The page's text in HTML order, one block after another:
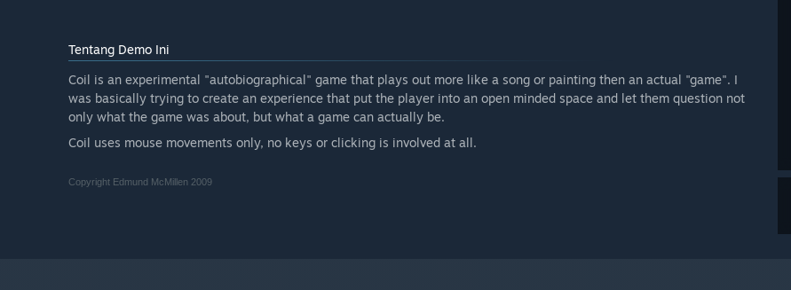
Tentang Demo Ini
Coil is an experimental "autobiographical" game that plays out more like a song or painting then an actual "game". I
was basically trying to create an experience that put the player into an open minded space and let them question not
only what the game was about, but what a game can actually be.
Coil uses mouse movements only, no keys or clicking is involved at all.
Copyright Edmund McMillen 2009